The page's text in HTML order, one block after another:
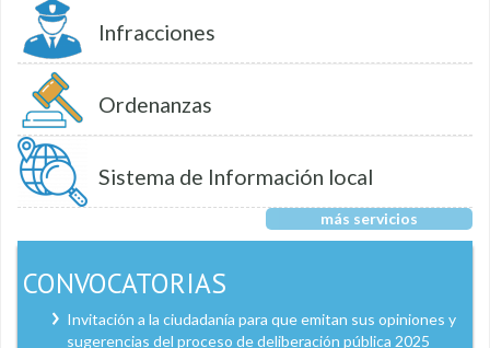
Infracciones
Ordenanzas
Sistema de Información local
más servicios
CONVOCATORIAS
Invitación a la ciudadanía para que emitan sus opiniones y
sugerencias del proceso de deliberación pública 2025